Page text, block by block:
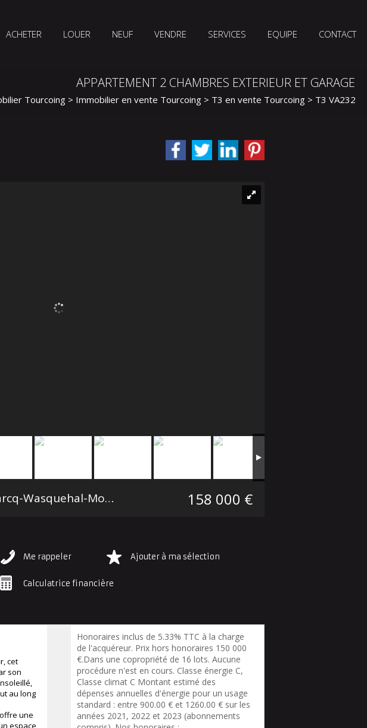
ACHETER LOUER NEUF VENDRE SERVICES EQUIPE CONTACT
APPARTEMENT 2 CHAMBRES EXTERIEUR ET GARAGE
Tourcoing > Immobilier en vente Tourcoing > T3 en vente Tourcoing > T3 VA23244
T3 Tourcoing Secteur Marcq-Wasquehal-Mouvaux 158 000 €
Me rappeler Ajouter à ma sélection
Calculatrice financière
cet
son
au long
une
espace
Honoraires inclus de 5.33% TTC à la charge
de l'acquéreur. Prix hors honoraires 150 000
€.Dans une copropriété de 16 lots. Aucune
procédure n'est en cours. Classe énergie C,
Classe climat C Montant estimé des
dépenses annuelles d'énergie pour un usage
standard : entre 900.00 € et 1260.00 € sur les
années 2021, 2022 et 2023 (abonnements